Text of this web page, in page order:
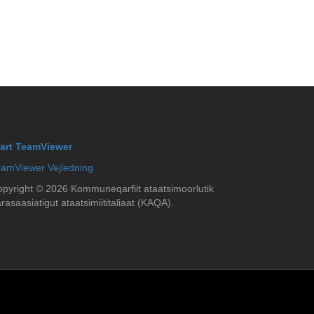
TeamViewer
Vejledning
© 2026 Kommuneqarfiit ataatsimoorlutik
ataatsimiititaliaat (KAQA).